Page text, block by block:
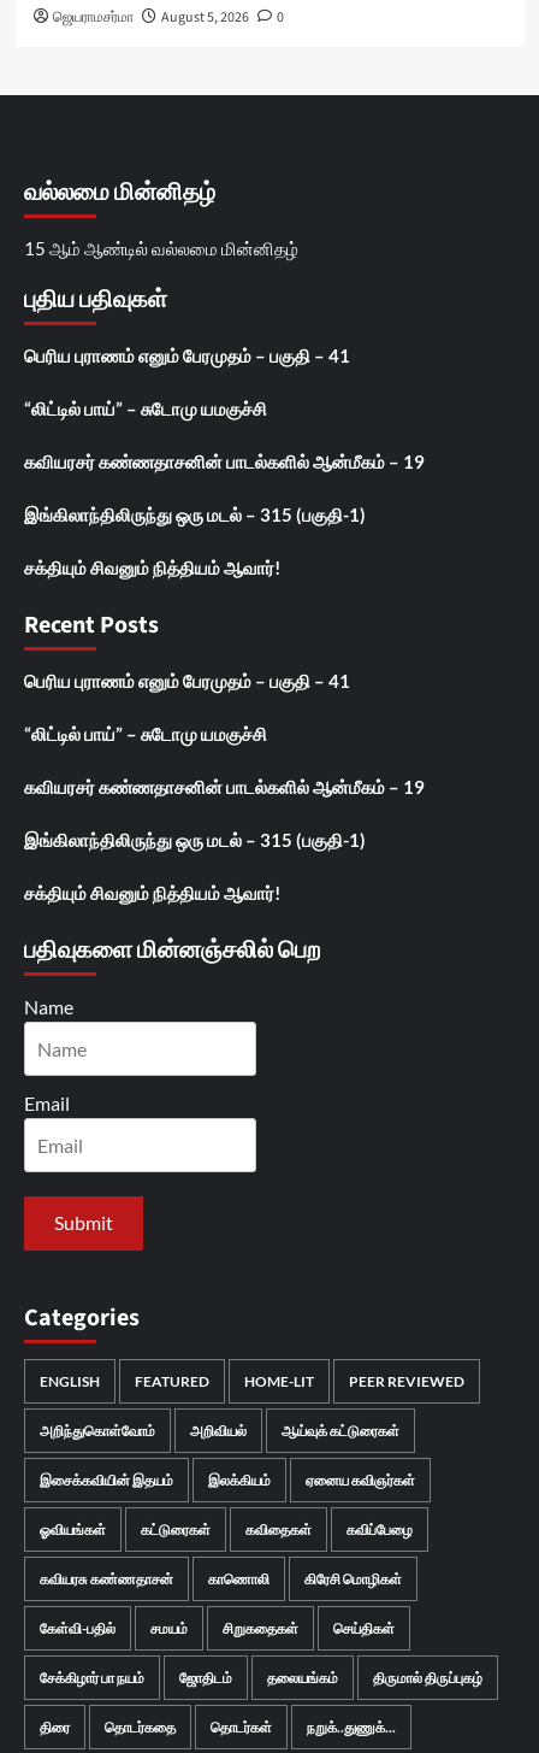
ஜெயராமசர்மா August 5, 2026 0
வல்லமை மின்னிதழ்
15 ஆம் ஆண்டில் வல்லமை மின்னிதழ்
புதிய பதிவுகள்
பெரிய புராணம் எனும் பேரமுதம் – பகுதி – 41
“லிட்டில் பாய்” – சுடோமு யமகுச்சி
கவியரசர் கண்ணதாசனின் பாடல்களில் ஆன்மீகம் – 19
இங்கிலாந்திலிருந்து ஒரு மடல் – 315 (பகுதி-1)
சக்தியும் சிவனும் நித்தியம் ஆவார்!
Recent Posts
பெரிய புராணம் எனும் பேரமுதம் – பகுதி – 41
“லிட்டில் பாய்” – சுடோமு யமகுச்சி
கவியரசர் கண்ணதாசனின் பாடல்களில் ஆன்மீகம் – 19
இங்கிலாந்திலிருந்து ஒரு மடல் – 315 (பகுதி-1)
சக்தியும் சிவனும் நித்தியம் ஆவார்!
பதிவுகளை மின்னஞ்சலில் பெற
Name
Email
Categories
ENGLISH FEATURED HOME-LIT PEER REVIEWED
அறிந்துகொள்வோம் அறிவியல் ஆய்வுக் கட்டுரைகள்
இசைக்கவியின் இதயம் இலக்கியம் ஏனைய கவிஞர்கள்
ஓவியங்கள் கட்டுரைகள் கவிதைகள் கவிப்பேழை
கவியரசு கண்ணதாசன் காணொலி கிரேசி மொழிகள்
கேள்வி-பதில் சமயம் சிறுகதைகள் செய்திகள்
சேக்கிழார் பா நயம் ஜோதிடம் தலையங்கம் திருமால் திருப்புகழ்
திரை தொடர்கதை தொடர்கள் நறுக்..துணுக்...